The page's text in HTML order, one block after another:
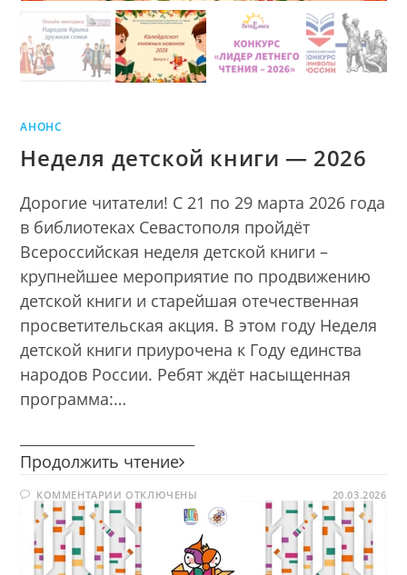
АНОНС
Неделя детской книги — 2026
Дорогие читатели! С 21 по 29 марта 2026 года
в библиотеках Севастополя пройдёт
Всероссийская неделя детской книги –
крупнейшее мероприятие по продвижению
детской книги и старейшая отечественная
просветительская акция. В этом году Неделя
детской книги приурочена к Году единства
народов России. Ребят ждёт насыщенная
программа:…
Продолжить чтение Неделя
книги
—
2026
КОММЕНТАРИИ К
ЗАПИСИ
НЕДЕЛЯ
ДЕТСКОЙ
КНИГИ
—
2026
ОТКЛЮЧЕНЫ 20.03.2026